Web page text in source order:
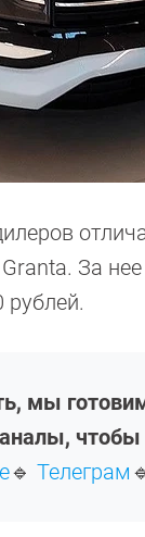
За
рублей.
мы
чтобы
🔹 Телеграм